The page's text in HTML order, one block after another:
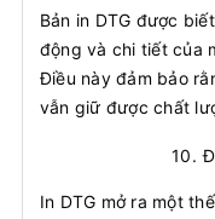
Bản in DTG được
động và chi tiết của
Điều này đảm bảo
vẫn giữ được chất
10.
In DTG mở ra một